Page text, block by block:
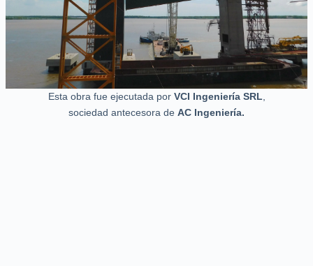
Esta obra fue ejecutada porVCI Ingeniería SRL
sociedad antecesora de AC Ingeniería.​